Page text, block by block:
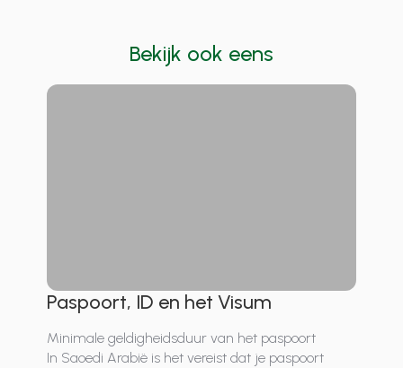
Bekijk ook eens
Paspoort, ID en het Visum
Minimale geldigheidsduur van het paspoort
In Saoedi Arabië is het vereist dat je paspoort